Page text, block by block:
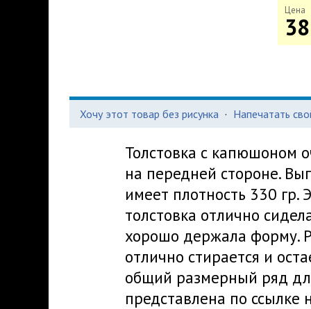
Цена
Хочу этот товар без рисунка · Напечатать
Толстовка с капюшоном
на передней стороне.
имеет плотность 330 гр.
толстовка отлично
хорошо держала форму.
отлично стирается и
общий размерный ряд
представлена по ссылке